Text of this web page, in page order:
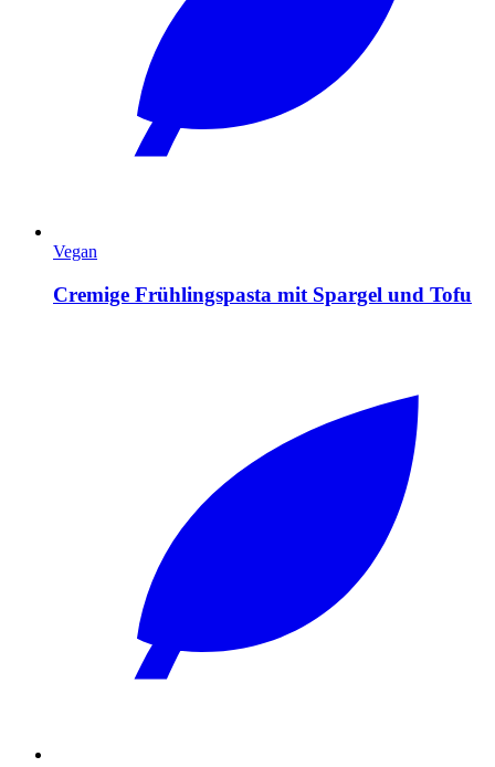
Vegan
Cremige Frühlingspasta mit Spargel und Tofu